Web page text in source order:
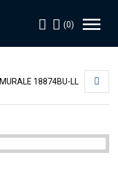
(0)
MURALE 18874BU-LL